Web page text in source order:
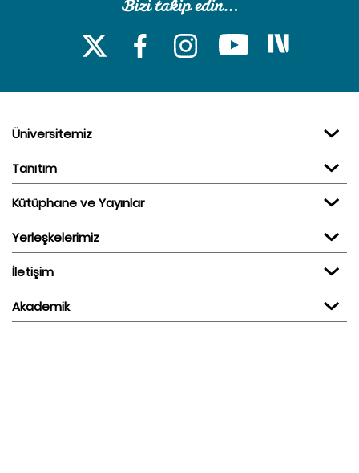
Üniversitemiz
Tanıtım
Kütüphane ve Yayınlar
Yerleşkelerimiz
İletişim
Akademik